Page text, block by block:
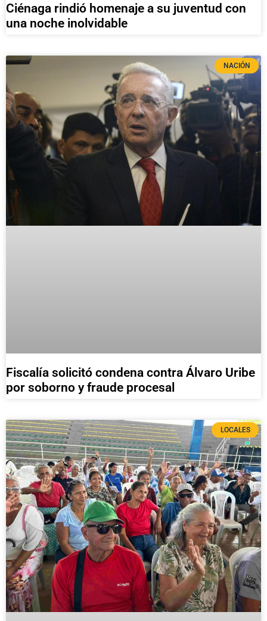
Ciénaga rindió homenaje a su juventud con
una noche inolvidable
NACIÓN
Fiscalía solicitó condena contra Álvaro Uribe
por soborno y fraude procesal
LOCALES